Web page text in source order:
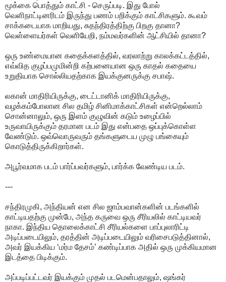
மூக்கை பொத்தும் காட்சி - செருப்படி. இது போல்
வெளிநாட்டினரிடம் இருந்து பணம் பறிக்கும் காட்சிகளும். கூவம்
சாக்கடையாக மாறியது, சுதந்திரத்திற்கு பிறகு தானா?
வெள்ளையர்கள் வெளியேறி, நம்மவர்களின் ஆட்சியில் தானா?
ஒரு உண்மையான கதைக்களத்தில், வரலாற்று காலக்கட்டத்தில்,
எவ்வித குழப்பமுமின்றி கற்பனையான ஒரு காதல் கதையை
உறுதியாக சொல்லியதற்காக இயக்குனருக்கு சபாஷ்.
லகான் மாதிரியிருக்கு, டைட்டானிக் மாதிரியிருக்கு,
வழக்கம்போலான சில தமிழ் சினிமாக்காட்சிகள் என்றெல்லாம்
சொன்னாலும், ஒரு இளம் குழுவின் கடும் உழைப்பில்
உருவாயிருக்கும் தரமான படம் இது என்பதை ஒப்புக்கொள்ள
வேண்டும். ஒவ்வொருவரும் தங்களுடைய முழு பங்கையும்
கொடுத்திருக்கிறார்கள்.
அபூர்வமாக படம் பார்ப்பவர்களும், பார்க்க வேண்டிய படம்.
---
சந்திரமுகி, அந்தியன் என சில ஜாம்பவான்களின் படங்களில்
காட்டியதற்கு முன்பே, அந்த கருவை ஒரு சீரியலில் காட்டியவர்
நாகா. இந்திய தொலைக்காட்சி சீரியல்களை பாப்புலாரிட்டி
அடிப்படையிலும், தரத்தின் அடிப்படையிலும் வரிசைபடுத்தினால்,
அவர் இயக்கிய ‘மர்ம தேசம்’ கண்டிப்பாக அதில் ஒரு முக்கியமான
இடத்தை பிடிக்கும்.
அப்படிப்பட்டவர் இயக்கும் முதல் படமென்பதாலும், ஷங்கர்